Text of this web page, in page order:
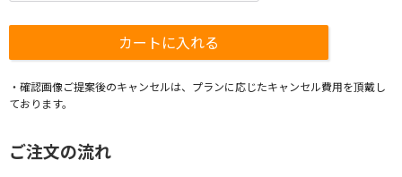
・確認画像ご提案後のキャンセルは、プランに応じたキャンセル費用を頂戴し
ております。
ご注文の流れ